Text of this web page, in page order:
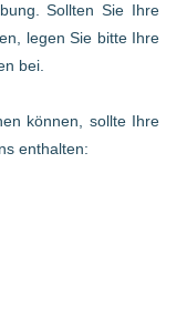
Sollten Sie Ihre
legen Sie bitte Ihre
bei.
können, sollte Ihre
enthalten: